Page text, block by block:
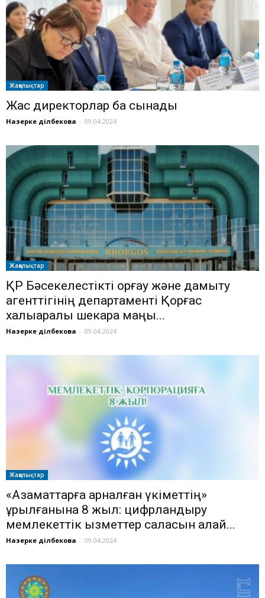
Жаңалықтар
Жас директорлар бақ сынады
Назерке Әділбекова - 09.04.2024
Жаңалықтар
ҚР Бәсекелестікті қорғау және дамыту
агенттігінің департаменті Қорғас
халықаралық шекара маңы...
Назерке Әділбекова - 09.04.2024
Жаңалықтар
«Азаматтарға арналған үкіметтің»
құрылғанына 8 жыл: цифрландыру
мемлекеттік қызметтер саласын қалай...
Назерке Әділбекова - 09.04.2024